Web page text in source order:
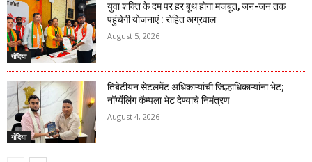
गोंदिया
युवा शक्ति के दम पर हर बूथ होगा मजबूत, जन-जन तक
पहुंचेगी योजनाएं : रोहित अग्रवाल
August 5, 2026
गोंदिया
तिबेटीयन सेटलमेंट अधिकाऱ्यांची जिल्हाधिकाऱ्यांना भेट;
नॉर्ग्येलिंग कॅम्पला भेट देण्याचे निमंत्रण
August 4, 2026